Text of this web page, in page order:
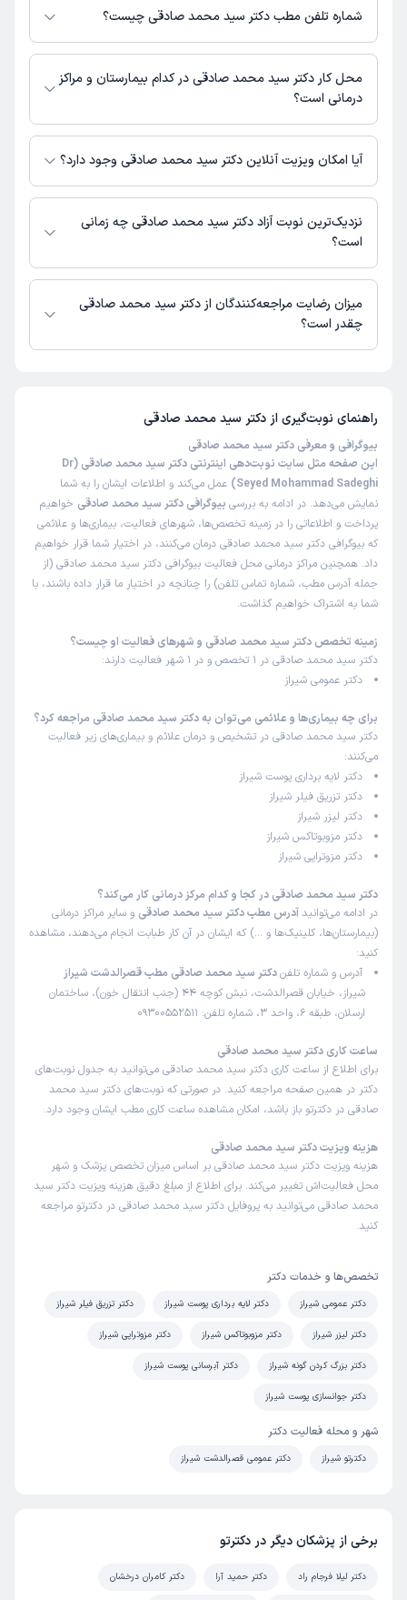
صادقی به شرح زیر است.
ارسلان، طبقه 6، واحد 3
شماره تلفن مطب دکتر سید محمد صادقی چیست؟
مطب قصرالدشت : 09300552511
محل کار دکتر سید محمد صادقی در کدام بیمارستان و مراکز
درمانی است؟
اطلاعاتی درباره محل فعالیت دکتر سید محمد صادقی در مراکز درمانی در
دسترس نیست.
آیا امکان ویزیت آنلاین دکتر سید محمد صادقی وجود دارد؟
در حال حاضر اطلاعاتی درباره ارائه ویزیت آنلاین توسط دکتر سید محمد صادقی
در دسترس نیست. برای دریافت اطلاعات دقیق‌تر، لطفاً با مطب تماس بگیرید.
نزدیک‌ترین نوبت آزاد دکتر سید محمد صادقی چه زمانی
است؟
دکتر سید محمد صادقی از روز جمعه 16 مرداد 1405 بیمار جدید می‌پذیرند.
میزان رضایت مراجعه‌کنندگان از دکتر سید محمد صادقی
چقدر است؟
راهنمای نوبت‌گیری از دکتر سید محمد صادقی
بیوگرافی و معرفی دکتر سید محمد صادقی
این صفحه مثل سایت نوبت‌دهی اینترنتی دکتر سید محمد صادقی (Dr
Seyed Mohammad Sadeghi)
عمل می‌کند و اطلاعات ایشان را به شما
نمایش می‌دهد. در ادامه به بررسی بیوگرافی دکتر سید محمد صادقی خواهیم
پرداخت و اطلاعاتی را در زمینه تخصص‌ها، شهرهای فعالیت، بیماری‌ها و علائمی
که بیوگرافی دکتر سید محمد صادقی درمان می‌کنند، در اختیار شما قرار خواهیم
داد. همچنین مراکز درمانی محل فعالیت بیوگرافی دکتر سید محمد صادقی (از
جمله آدرس مطب، شماره تماس تلفن) را چنانچه در اختیار ما قرار داده باشند، با
شما به اشتراک خواهیم گذاشت.
زمینه تخصص دکتر سید محمد صادقی و شهرهای فعالیت او چیست؟
دکتر سید محمد صادقی در 1 تخصص و در 1 شهر فعالیت دارند:
دکتر عمومی شیراز
برای چه بیماری‌ها و علائمی می‌توان به دکتر سید محمد صادقی مراجعه کرد؟
دکتر سید محمد صادقی در تشخیص و درمان علائم و بیماری‌های زیر فعالیت
می‌کنند:
دکتر لایه برداری پوست شیراز
دکتر تزریق فیلر شیراز
دکتر لیزر شیراز
دکتر مزوبوتاکس شیراز
دکتر مزوتراپی شیراز
دکتر سید محمد صادقی در کجا و کدام مرکز درمانی کار می‌کند؟
در ادامه می‌توانید آدرس مطب دکتر سید محمد صادقی و سایر مراکز درمانی
(بیمارستان‌ها، کلینیک‌ها و …) که ایشان در آن کار طبابت انجام می‌دهند، مشاهده
کنید:
آدرس و شماره تلفندکتر سید محمد صادقی مطب قصرالدشت شیراز
شیراز، خیابان قصرالدشت، نبش کوچه 44 (جنب انتقال خون)، ساختمان
ارسلان، طبقه 6، واحد 3، شماره تلفن: 09300552511
ساعت کاری دکتر سید محمد صادقی
برای اطلاع از ساعت کاری دکتر سید محمد صادقی می‌توانید به جدول نوبت‌های
دکتر در همین صفحه مراجعه کنید. در صورتی که نوبت‌های دکتر سید محمد
صادقی در دکترتو باز باشد، امکان مشاهده ساعت کاری مطب ایشان وجود دارد.
هزینه ویزیت دکتر سید محمد صادقی
هزینه ویزیت دکتر سید محمد صادقی بر اساس میزان تخصص پزشک و شهر
محل فعالیت‌اش تغییر می‌کند. برای اطلاع از مبلغ دقیق هزینه ویزیت دکتر سید
محمد صادقی می‌توانید به پروفایل دکتر سید محمد صادقی در دکترتو مراجعه
کنید.
تخصص‌ها و خدمات دکتر
دکتر عمومی شیراز دکتر لایه برداری پوست شیراز دکتر تزریق فیلر شیراز
دکتر لیزر شیراز دکتر مزوبوتاکس شیراز دکتر مزوتراپی شیراز
دکتر بزرگ کردن گونه شیراز دکتر آبرسانی پوست شیراز
دکتر جوانسازی پوست شیراز
شهر و محله فعالیت دکتر
دکترتو شیراز دکتر عمومی قصرالدشت شیراز
برخی از پزشکان دیگر در دکترتو
دکتر لیلا فرجام راد دکتر حمید آرا دکتر کامران درخشان